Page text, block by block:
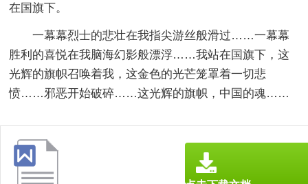
在国旗下。
一幕幕烈士的悲壮在我指尖游丝般滑过……一幕幕
胜利的喜悦在我脑海幻影般漂浮……我站在国旗下，这
光辉的旗帜召唤着我，这金色的光芒笼罩着一切悲
愤……邪恶开始破碎……这光辉的旗帜，中国的魂……